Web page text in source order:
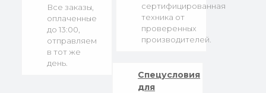
Все заказы,
оплаченные
до 13:00,
отправляем
в тот же
день.
сертифицированная
техника от
проверенных
производителей.
Спецусловия
для